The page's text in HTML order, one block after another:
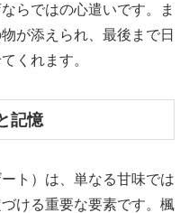
らではの心遣いです。ま
が添えられ、最後まで日
くれます。
記憶
ト）は、単なる甘味では
ける重要な要素です。楓